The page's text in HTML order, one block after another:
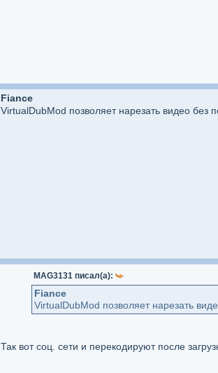
Fiance
VirtualDubMod позволяет нарезать видео
MAG3131 писал(а):
Fiance
VirtualDubMod позволяет нарезать
Так вот соц. сети и перекодируют после